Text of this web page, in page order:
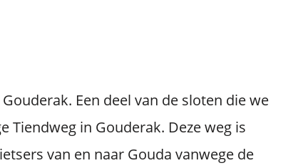
Een deel van de sloten die we
Tiendweg in Gouderak. Deze weg is
van en naar Gouda vanwege de